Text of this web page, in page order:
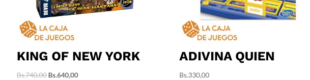
KING OF NEW YORK
Bs.740,00 El
Bs.640,00El
ADIVINA QUIEN
Bs.330,00